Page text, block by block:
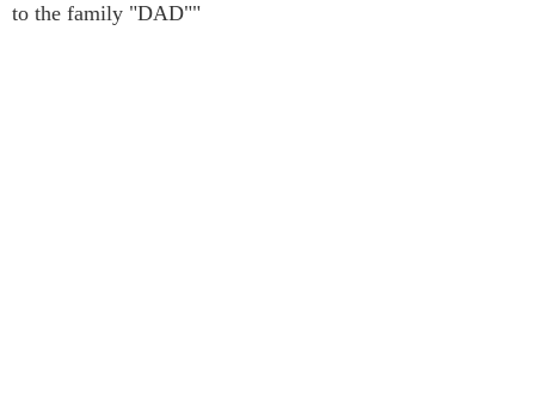
to the family "DAD""